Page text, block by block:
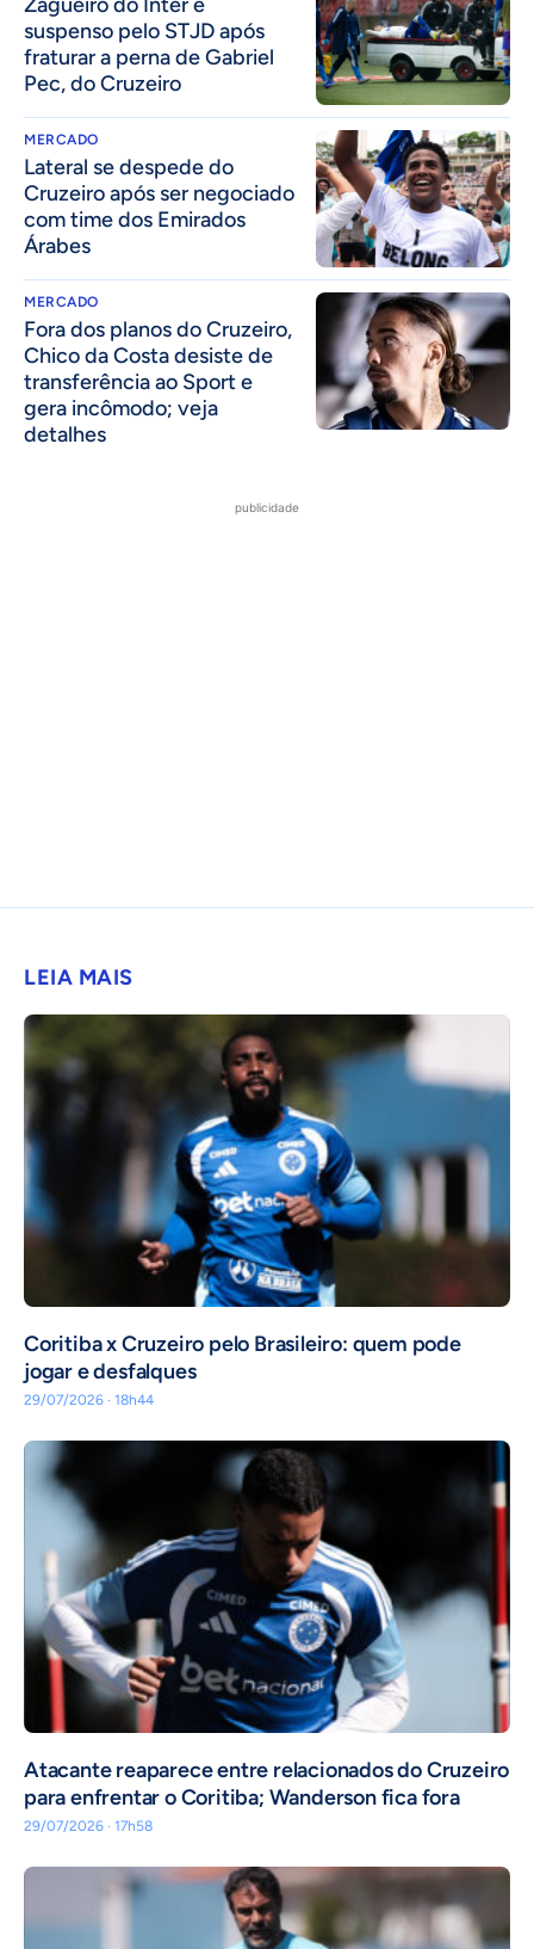
suspenso pelo STJD após
fraturar a perna de Gabriel
Pec, do Cruzeiro
MERCADO
Lateral se despede do
Cruzeiro após ser negociado
com time dos Emirados
Árabes
MERCADO
Fora dos planos do Cruzeiro,
Chico da Costa desiste de
transferência ao Sport e
gera incômodo; veja
detalhes
publicidade
LEIA MAIS
Coritiba x Cruzeiro pelo Brasileiro: quem pode
jogar e desfalques
29/07/2026 · 18h44
Atacante reaparece entre relacionados do Cruzeiro
para enfrentar o Coritiba; Wanderson fica fora
29/07/2026 · 17h58